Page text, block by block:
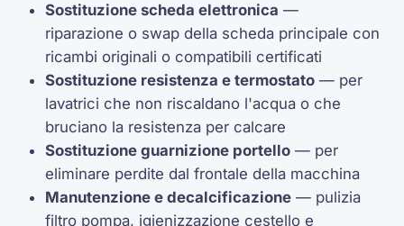
Sostituzione scheda elettronica —
riparazione o swap della scheda principale con
ricambi originali o compatibili certificati
Sostituzione resistenza e termostato — per
lavatrici che non riscaldano l'acqua o che
bruciano la resistenza per calcare
Sostituzione guarnizione portello — per
eliminare perdite dal frontale della macchina
Manutenzione e decalcificazione — pulizia
filtro pompa, igienizzazione cestello e